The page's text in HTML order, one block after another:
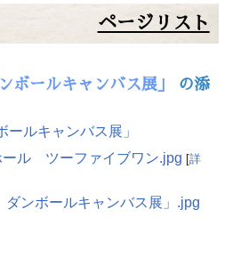
ページリスト
ボールキャンバス展」
の添
ールキャンバス展」
ル ツーファイブワン.jpg [詳
ダンボールキャンバス展」.jpg